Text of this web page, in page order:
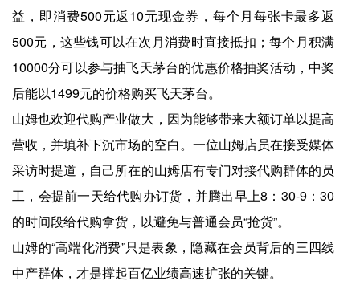
益，即消费500元返10元现金券，每个月每张卡最多返
500元，这些钱可以在次月消费时直接抵扣；每个月积满
10000分可以参与抽飞天茅台的优惠价格抽奖活动，中奖
后能以1499元的价格购买飞天茅台。
山姆也欢迎代购产业做大，因为能够带来大额订单以提高
营收，并填补下沉市场的空白。一位山姆店员在接受媒体
采访时提道，自己所在的山姆店有专门对接代购群体的员
工，会提前一天给代购办订货，并腾出早上8：30-9：30
的时间段给代购拿货，以避免与普通会员“抢货”。
山姆的“高端化消费”只是表象，隐藏在会员背后的三四线
中产群体，才是撑起百亿业绩高速扩张的关键。